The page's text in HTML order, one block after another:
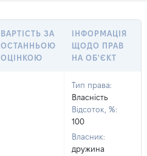
ВАРТІСТЬ ЗА
ОСТАННЬОЮ
ОЦІНКОЮ
ІНФОРМАЦІЯ
ЩОДО ПРАВ
НА ОБ'ЄКТ
Тип права:
Власність
Відсоток, %:
100
Власник:
дружина